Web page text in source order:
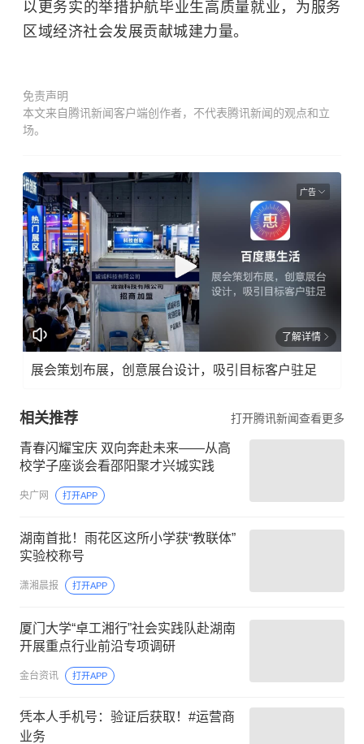
以更务实的举措护航毕业生高质量就业，为服务
区域经济社会发展贡献城建力量。
免责声明
本文来自腾讯新闻客户端创作者，不代表腾讯新闻的观点和立
场。
广告
了解详情
展会策划布展，创意展台设计，吸引目标客户驻足
相关推荐 打开腾讯新闻查看更多
青春闪耀宝庆 双向奔赴未来——从高
校学子座谈会看邵阳聚才兴城实践
央广网 打开APP
湖南首批！雨花区这所小学获“教联体”
实验校称号
潇湘晨报 打开APP
厦门大学“卓工湘行”社会实践队赴湖南
开展重点行业前沿专项调研
金台资讯 打开APP
凭本人手机号：验证后获取！#运营商
业务